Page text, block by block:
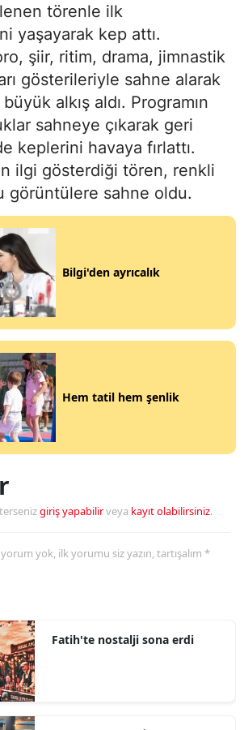
törenle ilk
yaşayarak kep attı.
şiir, ritim, drama, jimnastik
gösterileriyle sahne alarak
alkış aldı. Programın
sahneye çıkarak geri
keplerini havaya fırlattı.
ilgi gösterdiği tören, renkli
görüntülere sahne oldu.
Bilgi'den ayrıcalık
Hem tatil hem şenlik
giriş yapabilirveya kayıt olabilirsiniz.
yok, ilk yorumu siz yazın, tartışalım *
Fatih'te nostalji sona erdi